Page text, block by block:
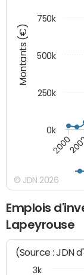
Montants (€)
2000
0k
250k
500k
750k
© JDN 2026
Emplois
Lapeyrouse
(Source : JDN
3k